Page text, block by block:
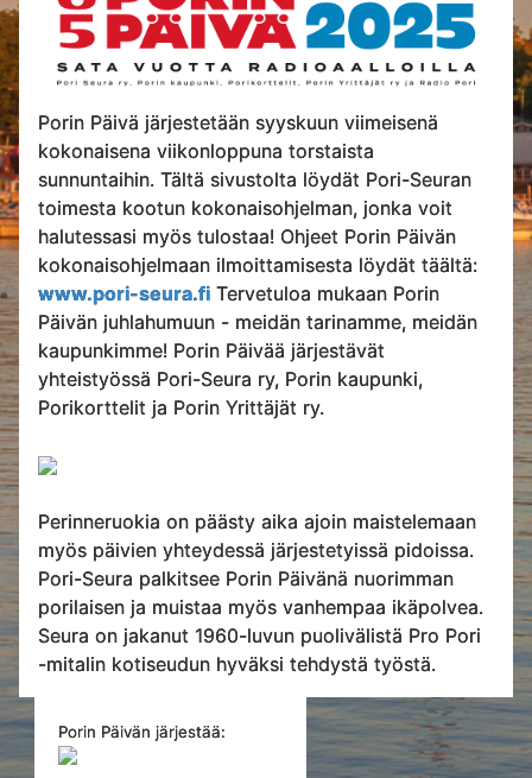
Porin Päivä järjestetään syyskuun viimeisenä
kokonaisena viikonloppuna torstaista
sunnuntaihin. Tältä sivustolta löydät Pori-Seuran
toimesta kootun kokonaisohjelman, jonka voit
halutessasi myös tulostaa! Ohjeet Porin Päivän
kokonaisohjelmaan ilmoittamisesta löydät täältä:
www.pori-seura.fi Tervetuloa mukaan Porin
Päivän juhlahumuun - meidän tarinamme, meidän
kaupunkimme! Porin Päivää järjestävät
yhteistyössä Pori-Seura ry, Porin kaupunki,
Porikorttelit ja Porin Yrittäjät ry.
Perinneruokia on päästy aika ajoin maistelemaan
myös päivien yhteydessä järjestetyissä pidoissa.
Pori-Seura palkitsee Porin Päivänä nuorimman
porilaisen ja muistaa myös vanhempaa ikäpolvea.
Seura on jakanut 1960-luvun puolivälistä Pro Pori
-mitalin kotiseudun hyväksi tehdystä työstä.
Porin Päivän järjestää: